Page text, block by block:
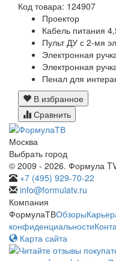
Код товара: 124907
Проектор
Кабель питания
Пульт ДУ с 2-мя
Электронная
Электронная
Пенал для
В избранное
Сравнить
Москва
Выбрать город
© 2009 - 2026. Формула
+7 (495) 929-70-22
info@formulatv.ru
Компания
ФормулаТВОбзоры
конфиденциальности
Карта сайта